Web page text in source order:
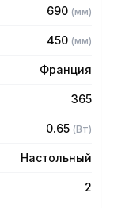
стали
690 (мм)
450 (мм)
Франция
365
0.65 (Вт)
Настольный
2